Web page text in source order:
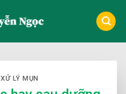
XỬ LÝ MỤN